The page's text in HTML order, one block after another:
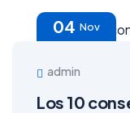
04 Nov
admin
Los 10